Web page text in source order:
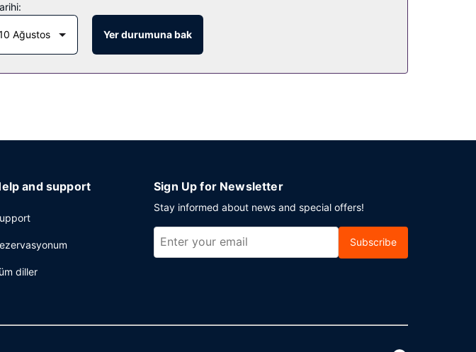
vardır.
Ağustos Yer durumuna bak
and support
diller
Sign Up for Newsletter
Stay informed about news and special offers!
Subscribe